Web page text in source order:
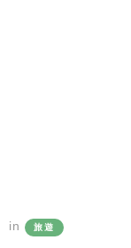
in 旅遊